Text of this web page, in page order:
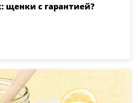
щенки с гарантией?